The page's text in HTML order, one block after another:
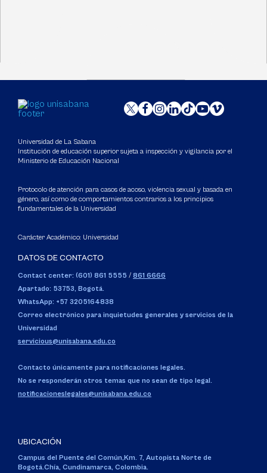
Universidad de La Sabana
Institución de educación superior sujeta a inspección y vigilancia por el
Ministerio de Educación Nacional
Protocolo de atención para casos de acoso, violencia sexual y basada en
género, así como de comportamientos contrarios a los principios
fundamentales de la Universidad
Carácter Académico: Universidad
DATOS DE CONTACTO
Contact center: (601) 861 5555 / 861 6666
Apartado: 53753, Bogotá.
WhatsApp: +57 3205164838
Correo electrónico para inquietudes generales y servicios de la
Universidad
servicious@unisabana.edu.co
Contacto únicamente para notificaciones legales.
No se responderán otros temas que no sean de tipo legal.
notificacioneslegales@unisabana.edu.co
UBICACIÓN
Campus del Puente del Común,Km. 7, Autopista Norte de
Bogotá.Chía, Cundinamarca, Colombia.